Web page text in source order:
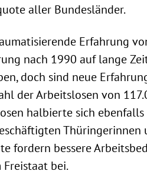
aller Bundesländer.
Erfahrung
nach 1990 auf lange
doch sind neue
der Arbeitslosen von
halbierte sich ebenfalls
Thüringerinnen
fordern bessere
bei.